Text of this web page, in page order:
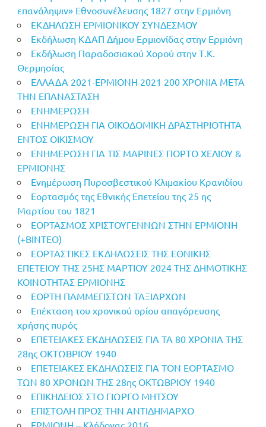
επανάληψιν» Εθνοσυνέλευσης 1827 στην Ερμιόνη
ΕΚΔΗΛΩΣΗ ΕΡΜΙΟΝΙΚΟΥ ΣΥΝΔΕΣΜΟΥ
Εκδήλωση ΚΔΑΠ Δήμου Ερμιονίδας στην Ερμιόνη
Εκδήλωση Παραδοσιακού Χορού στην Τ.Κ.
Θερμησίας
ΕΛΛΑΔΑ 2021-ΕΡΜΙΟΝΗ 2021 200 ΧΡΟΝΙΑ ΜΕΤΑ
ΤΗΝ ΕΠΑΝΑΣΤΑΣΗ
ΕΝΗΜΕΡΩΣΗ
ΕΝΗΜΕΡΩΣΗ ΓΙΑ ΟΙΚΟΔΟΜΙΚΗ ΔΡΑΣΤΗΡΙΟΤΗΤΑ
ΕΝΤΟΣ ΟΙΚΙΣΜΟΥ
ΕΝΗΜΕΡΩΣΗ ΓΙΑ ΤΙΣ ΜΑΡΙΝΕΣ ΠΟΡΤΟ ΧΕΛΙΟΥ &
ΕΡΜΙΟΝΗΣ
Ενημέρωση Πυροσβεστικού Κλιμακίου Κρανιδίου
Εορτασμός της Εθνικής Επετείου της 25 ης
Μαρτίου του 1821
ΕΟΡΤΑΣΜΟΣ ΧΡΙΣΤΟΥΓΕΝΝΩΝ ΣΤΗΝ ΕΡΜΙΟΝΗ
(+BINTEO)
ΕΟΡΤΑΣΤΙΚΕΣ ΕΚΔΗΛΩΣΕΙΣ ΤΗΣ ΕΘΝΙΚΗΣ
ΕΠΕΤΕΙΟΥ ΤΗΣ 25ΗΣ ΜΑΡΤΙΟΥ 2024 ΤΗΣ ΔΗΜΟΤΙΚΗΣ
ΚΟΙΝΟΤΗΤΑΣ ΕΡΜΙΟΝΗΣ
ΕΟΡΤΗ ΠΑΜΜΕΓΙΣΤΩΝ ΤΑΞΙΑΡΧΩΝ
Επέκταση του χρονικού ορίου απαγόρευσης
χρήσης πυρός
ΕΠΕΤΕΙΑΚΕΣ ΕΚΔΗΛΩΣΕΙΣ ΓΙΑ ΤΑ 80 ΧΡΟΝΙΑ ΤΗΣ
28ης ΟΚΤΩΒΡΙΟΥ 1940
ΕΠΕΤΕΙΑΚΕΣ ΕΚΔΗΛΩΣΕΙΣ ΓΙΑ ΤΟΝ ΕΟΡΤΑΣΜΟ
ΤΩΝ 80 ΧΡΟΝΩΝ ΤΗΣ 28ης ΟΚΤΩΒΡΙΟΥ 1940
ΕΠΙΚΗΔΕΙΟΣ ΣΤΟ ΓΙΩΡΓΟ ΜΗΤΣΟΥ
ΕΠΙΣΤΟΛΗ ΠΡΟΣ ΤΗΝ ΑΝΤΙΔΗΜΑΡΧΟ
ΕΡΜΙΟΝΗ – Κλήδονας 2016